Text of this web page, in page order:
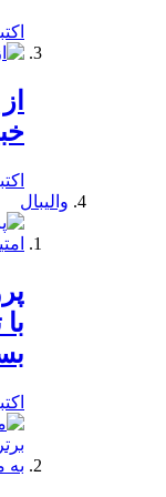
اکتبر 12,
اکتبر 12,
والیبال
اکتبر 17,